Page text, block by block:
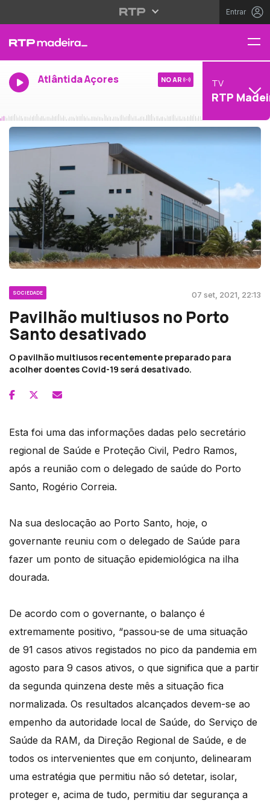
Entrar
Atlântida Açores NO AR TV
RTP
SOCIEDADE 07 set, 2021, 22:13
Pavilhão multiusos no Porto
Santo desativado
O pavilhão multiusos recentemente preparado para
acolher doentes Covid-19 será desativado.
Esta foi uma das informações dadas pelo secretário
regional de Saúde e Proteção Civil, Pedro Ramos,
após a reunião com o delegado de saúde do Porto
Santo, Rogério Correia.
Na sua deslocação ao Porto Santo, hoje, o
governante reuniu com o delegado de Saúde para
fazer um ponto de situação epidemiológica na ilha
dourada.
De acordo com o governante, o balanço é
extremamente positivo, “passou-se de uma situação
de 91 casos ativos registados no pico da pandemia em
agosto para 9 casos ativos, o que significa que a partir
da segunda quinzena deste mês a situação fica
normalizada. Os resultados alcançados devem-se ao
empenho da autoridade local de Saúde, do Serviço de
Saúde da RAM, da Direção Regional de Saúde, e de
todos os intervenientes que em conjunto, delinearam
uma estratégia que permitiu não só detetar, isolar,
proteger e, acima de tudo, permitiu dar segurança a